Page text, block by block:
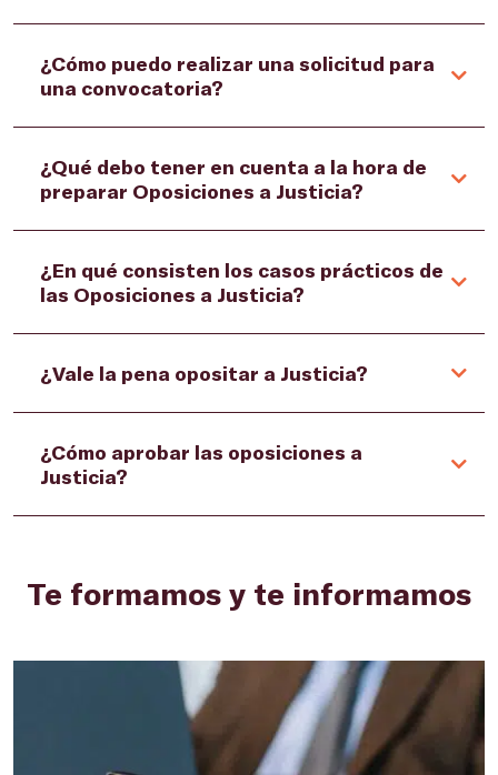
¿Cómo puedo realizar una solicitud para
una convocatoria?
¿Qué debo tener en cuenta a la hora de
preparar Oposiciones a Justicia?
¿En qué consisten los casos prácticos de
las Oposiciones a Justicia?
¿Vale la pena opositar a Justicia?
¿Cómo aprobar las oposiciones a
Justicia?
Te formamos y te informamos